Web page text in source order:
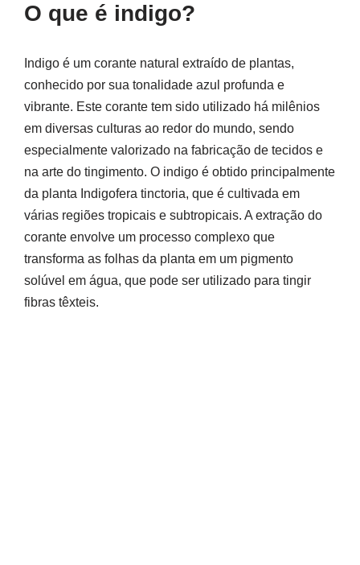
O que é indigo?
Indigo é um corante natural extraído de plantas,
conhecido por sua tonalidade azul profunda e
vibrante. Este corante tem sido utilizado há milênios
em diversas culturas ao redor do mundo, sendo
especialmente valorizado na fabricação de tecidos e
na arte do tingimento. O indigo é obtido principalmente
da planta Indigofera tinctoria, que é cultivada em
várias regiões tropicais e subtropicais. A extração do
corante envolve um processo complexo que
transforma as folhas da planta em um pigmento
solúvel em água, que pode ser utilizado para tingir
fibras têxteis.